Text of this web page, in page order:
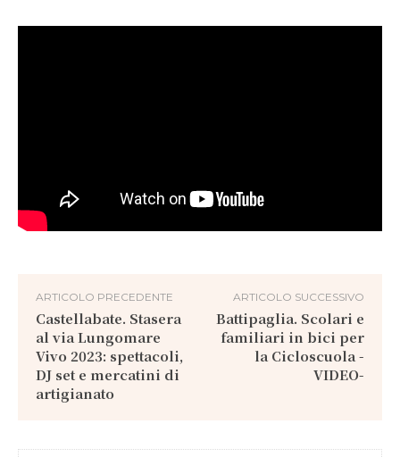
ARTICOLO PRECEDENTE
Castellabate. Stasera
al via Lungomare
Vivo 2023: spettacoli,
DJ set e mercatini di
artigianato
ARTICOLO SUCCESSIVO
Battipaglia. Scolari e
familiari in bici per
la Cicloscuola -
VIDEO-